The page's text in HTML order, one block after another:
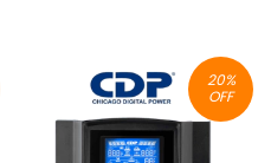
20%
OFF